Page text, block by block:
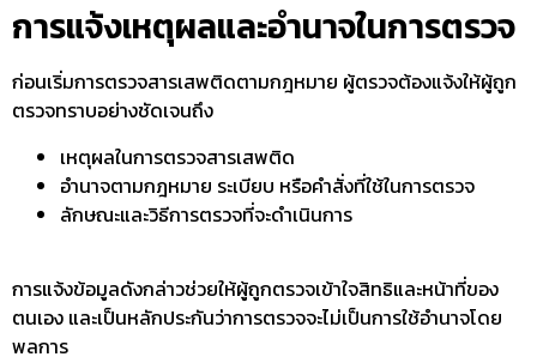
การแจ้งเหตุผลและอำนาจในการตรวจ
ก่อนเริ่มการตรวจสารเสพติดตามกฎหมาย ผู้ตรวจต้องแจ้งให้ผู้ถูก
ตรวจทราบอย่างชัดเจนถึง
เหตุผลในการตรวจสารเสพติด
อำนาจตามกฎหมาย ระเบียบ หรือคำสั่งที่ใช้ในการตรวจ
ลักษณะและวิธีการตรวจที่จะดำเนินการ
การแจ้งข้อมูลดังกล่าวช่วยให้ผู้ถูกตรวจเข้าใจสิทธิและหน้าที่ของ
ตนเอง และเป็นหลักประกันว่าการตรวจจะไม่เป็นการใช้อำนาจโดย
พลการ